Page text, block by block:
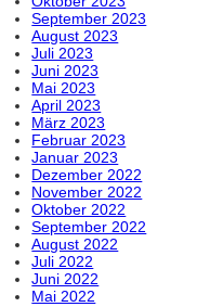
September 2023
August 2023
Juli 2023
Juni 2023
Mai 2023
April 2023
März 2023
Februar 2023
Januar 2023
Dezember 2022
November 2022
Oktober 2022
September 2022
August 2022
Juli 2022
Juni 2022
Mai 2022